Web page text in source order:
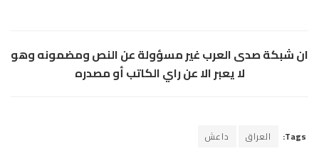
ان شبكة صدى العرب غير مسؤولة عن النص ومضمونه وهو
لا يعبر الا عن راي الكاتب أو مصدره
Tags: العراق داعش